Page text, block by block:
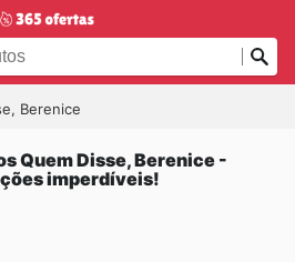
Berenice
Quem Disse, Berenice -
imperdíveis!